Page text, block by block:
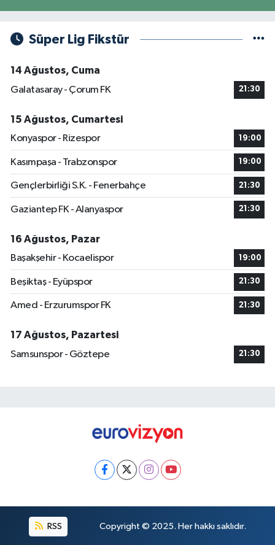
Süper Lig Fikstür
14 Ağustos, Cuma
Galatasaray - Çorum FK
21:30
15 Ağustos, Cumartesi
Konyaspor - Rizespor
19:00
Kasımpaşa - Trabzonspor 19:00
Gençlerbirliği S.K. - Fenerbahçe 21:30
Gaziantep FK - Alanyaspor 21:30
16 Ağustos, Pazar
Başakşehir - Kocaelispor
19:00
Beşiktaş - Eyüpspor 21:30
Amed - Erzurumspor FK 21:30
17 Ağustos, Pazartesi
Samsunspor - Göztepe
21:30
RSS Copyright © 2025. Her hakkı saklıdır.